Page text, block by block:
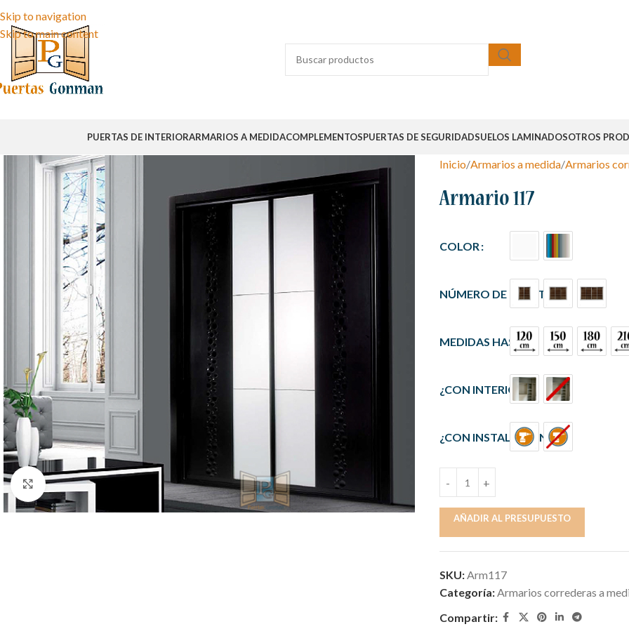
Skip to navigation
Skip to main content
PUERTAS DE INTERIORARMARIOS A MEDIDACOMPLEMENTOSPUERTAS DE SEGURIDADSUELOS LAMINADOSOTROS
Clic para ampliar
Inicio Armarios a medida Armarios
Armario 117
COLOR
NÚMERO DE PUERTAS
MEDIDAS HASTA
¿CON INTERIOR?
¿CON INSTALACIÓN?
AÑADIR AL PRESUPUESTO
SKU:Arm117
Categoría:Armarios correderas a
Compartir: